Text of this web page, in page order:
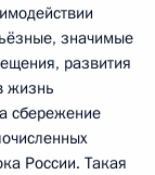
значимые
развития
жизнь
сбережение
России. Такая